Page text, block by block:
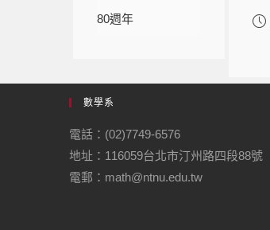
80週年
數學系
電話：(02)7749-6576
地址：116059台北市汀州路四段88號
電郵：math@ntnu.edu.tw